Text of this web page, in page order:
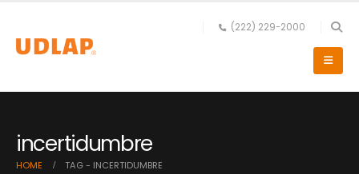
(222) 229-2000
incertidumbre
HOME TAG - INCERTIDUMBRE